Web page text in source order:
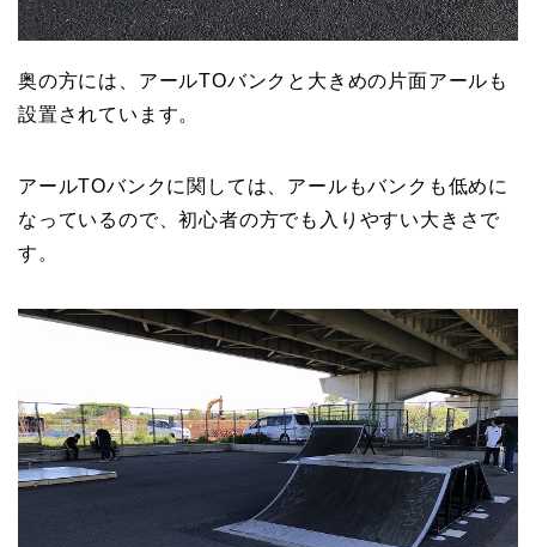
奥の方には、アールTOバンクと大きめの片面アールも
設置されています。
アールTOバンクに関しては、アールもバンクも低めに
なっているので、初心者の方でも入りやすい大きさで
す。